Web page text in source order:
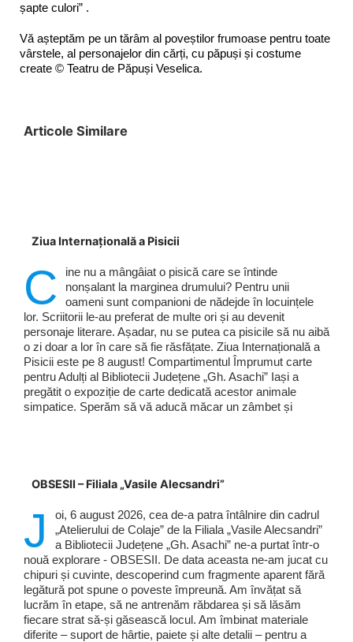
șapte culori” .
Vă așteptăm pe un tărâm al poveștilor frumoase pentru toate
vârstele, al personajelor din cărți, cu păpuși și costume
create © Teatru de Păpuși Veselica.
Articole Similare
Ziua Internațională a Pisicii
C
ine nu a mângâiat o pisică care se întinde
nonșalant la marginea drumului? Pentru unii
oameni sunt companioni de nădejde în locuințele
lor. Scriitorii le-au preferat de multe ori și au devenit
personaje literare. Așadar, nu se putea ca pisicile să nu aibă
o zi doar a lor în care să fie răsfățate. Ziua Internațională a
Pisicii este pe 8 august! Compartimentul Împrumut carte
pentru Adulți al Bibliotecii Județene „Gh. Asachi” Iași a
pregătit o expoziție de carte dedicată acestor animale
simpatice. Sperăm să vă aducă măcar un zâmbet și
OBSESII – Filiala „Vasile Alecsandri”
J
oi, 6 august 2026, cea de-a patra întâlnire din cadrul
„Atelierului de Colaje” de la Filiala „Vasile Alecsandri”
a Bibliotecii Județene „Gh. Asachi” ne-a purtat într-o
nouă explorare - OBSESII. De data aceasta ne-am jucat cu
chipuri și cuvinte, descoperind cum fragmente aparent fără
legătură pot spune o poveste împreună. Am învățat să
lucrăm în etape, să ne antrenăm răbdarea și să lăsăm
fiecare strat să-și găsească locul. Am îmbinat materiale
diferite – suport de hârtie, paiete și alte detalii – pentru a